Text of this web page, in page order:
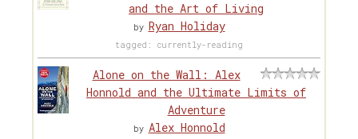
and the Art of Living
by Ryan Holiday
tagged: currently-reading
Alone on the Wall: Alex
Honnold and the Ultimate Limits of
Adventure
by Alex Honnold